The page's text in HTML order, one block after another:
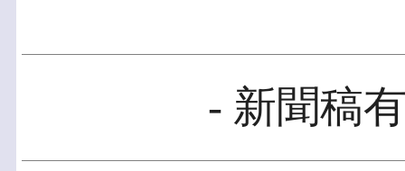
- 新聞稿